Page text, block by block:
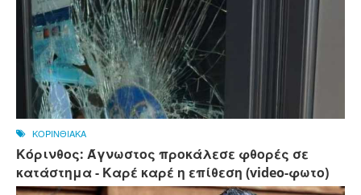
ΚΟΡΙΝΘΙΑΚΑ
Κόρινθος: Άγνωστος προκάλεσε φθορές σε
κατάστημα - Καρέ καρέ η επίθεση (video-φωτο)